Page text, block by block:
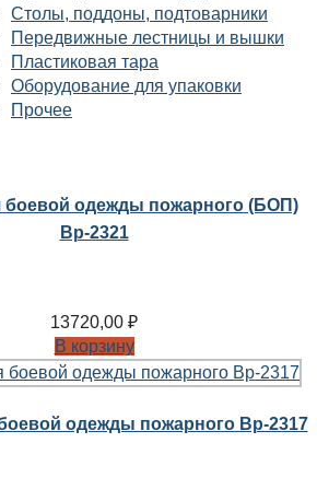
Столы, поддоны, подтоварники
Передвижные лестницы и вышки
Пластиковая тара
Оборудование для упаковки
Прочее
боевой одежды пожарного (БОП)
Вр-2321
13720,00 ₽
В корзину
одежды пожарного Вр-2317